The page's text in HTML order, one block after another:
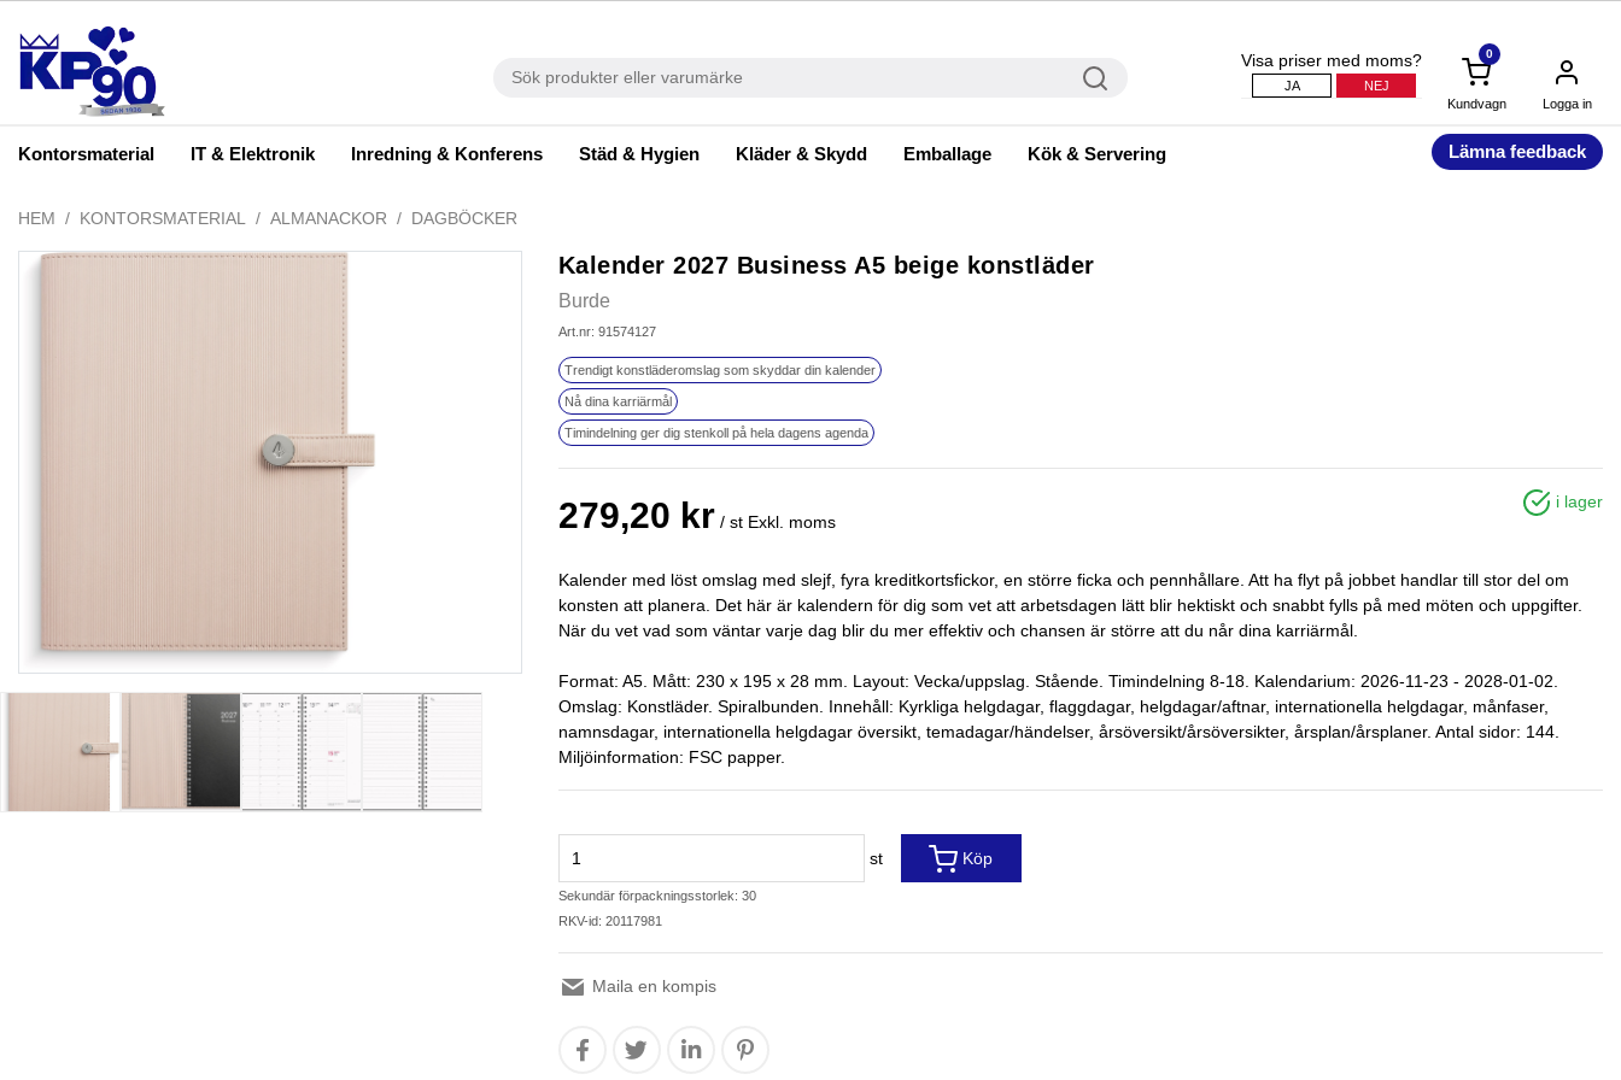
Visa priser med moms?
JA NEJ
0
Kundvagn Logga in
Kontorsmaterial IT & Elektronik Inredning & Konferens Städ & Hygien Kläder & Skydd Emballage Kök & Servering Lämna feedback
HEM KONTORSMATERIAL ALMANACKOR DAGBÖCKER
Kalender 2027 Business A5 beige konstläder
Burde
Art.nr: 91574127
Trendigt konstläderomslag som skyddar din kalender
Nå dina karriärmål
Timindelning ger dig stenkoll på hela dagens agenda
279,20 kr / st Exkl. moms
i lager
Kalender med löst omslag med slejf, fyra kreditkortsfickor, en större ficka och pennhållare. Att ha flyt på jobbet handlar till stor del om
konsten att planera. Det här är kalendern för dig som vet att arbetsdagen lätt blir hektiskt och snabbt fylls på med möten och uppgifter.
När du vet vad som väntar varje dag blir du mer effektiv och chansen är större att du når dina karriärmål.
Format: A5. Mått: 230 x 195 x 28 mm. Layout: Vecka/uppslag. Stående. Timindelning 8-18. Kalendarium: 2026-11-23 - 2028-01-02.
Omslag: Konstläder. Spiralbunden. Innehåll: Kyrkliga helgdagar, flaggdagar, helgdagar/aftnar, internationella helgdagar, månfaser,
namnsdagar, internationella helgdagar översikt, temadagar/händelser, årsöversikt/årsöversikter, årsplan/årsplaner. Antal sidor: 144.
Miljöinformation: FSC papper.
st
Sekundär förpackningsstorlek: 30
RKV-id: 20117981
Köp
Maila en kompis